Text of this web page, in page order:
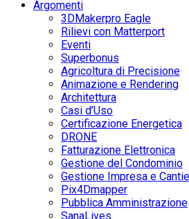
Argomenti
3DMakerpro Eagle
Rilievi con Matterport
Eventi
Superbonus
Agricoltura di Precisione
Animazione e Rendering
Architettura
Casi d’Uso
Certificazione Energetica
DRONE
Fatturazione Elettronica
Gestione del Condominio
Gestione Impresa e
Pix4Dmapper
Pubblica Amministrazione
SanaLives